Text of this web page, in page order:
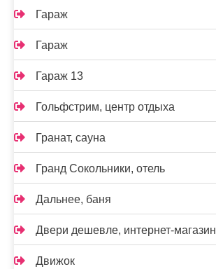
Гараж
Гараж
Гараж 13
Гольфстрим, центр отдыха
Гранат, сауна
Гранд Сокольники, отель
Дальнее, баня
Двери дешевле, интернет-магазин
Движок